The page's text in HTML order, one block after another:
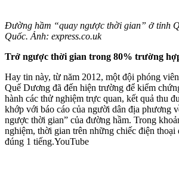
Đường hầm “quay ngược thời gian” ở tỉnh
Quốc. Ảnh: express.co.uk
Trở ngược thời gian trong 80% trường
Hay tin này, từ năm 2012, một đội phóng
Quế Dương đã đến hiện trường để kiểm
hành các thử nghiệm trực quan, kết quả thu
khớp với báo cáo của người dân địa phương
ngược thời gian” của đường hầm. Trong
nghiệm, thời gian trên những chiếc điện thoại
đúng 1 tiếng.YouTube